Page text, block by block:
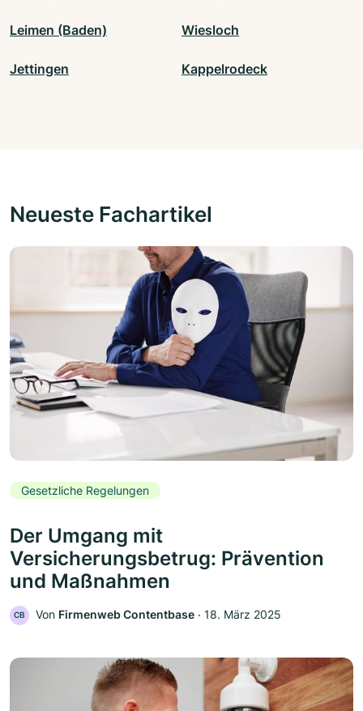
Leimen (Baden) Wiesloch
Jettingen Kappelrodeck
Neueste Fachartikel
Gesetzliche Regelungen
Der Umgang mit
Versicherungsbetrug: Prävention
und Maßnahmen
CB Von Firmenweb Contentbase ‧ 18. März 2025